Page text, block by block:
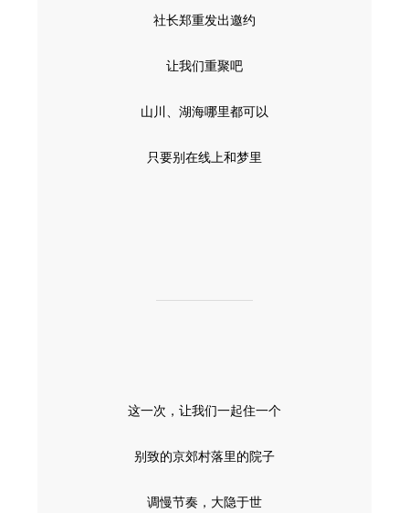
社长郑重发出邀约
让我们重聚吧
山川、湖海哪里都可以
只要别在线上和梦里
这一次，让我们一起住一个
别致的京郊村落里的院子
调慢节奏，大隐于世